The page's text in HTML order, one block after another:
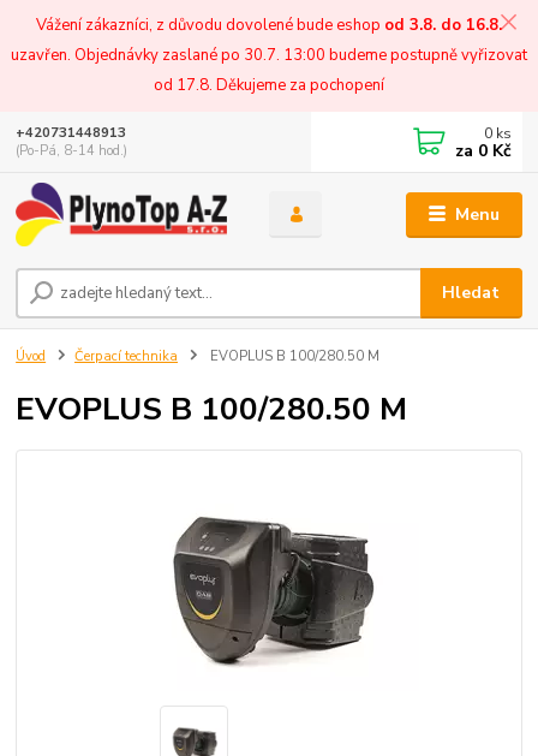
Vážení zákazníci, z důvodu dovolené bude eshop od 3.8. do 16.8.
uzavřen. Objednávky zaslané po 30.7. 13:00 budeme postupně vyřizovat
od 17.8. Děkujeme za pochopení
Menu
Hledat
+420731448913
(Po-Pá, 8-14 hod.)
0 ks
za 0 Kč
Úvod Čerpací technika EVOPLUS B 100/280.50 M
EVOPLUS B 100/280.50 M